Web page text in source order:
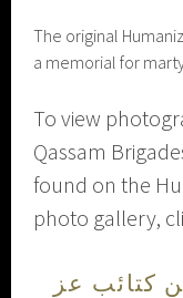
The original
a memorial for
To view
Qassam
found on the
photo gallery,
مقاتلاً من كتائب عز